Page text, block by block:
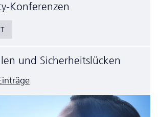
Konferenzen
und Sicherheitslücken